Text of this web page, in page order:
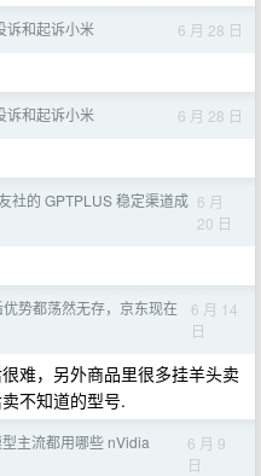
诉和起诉小米 6 月 28 日
诉和起诉小米 6 月 28 日
社的 GPTPLUS 稳定渠道成 6 月
20 日
优势都荡然无存，京东现在
6 月 14
日
难，另外商品里很多挂羊头卖
不知道的型号.
主流都用哪些 nVidia
6 月 9
日